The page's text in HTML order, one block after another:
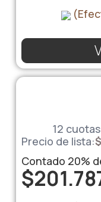
12
Precio de lista:$
Contado 20%
$